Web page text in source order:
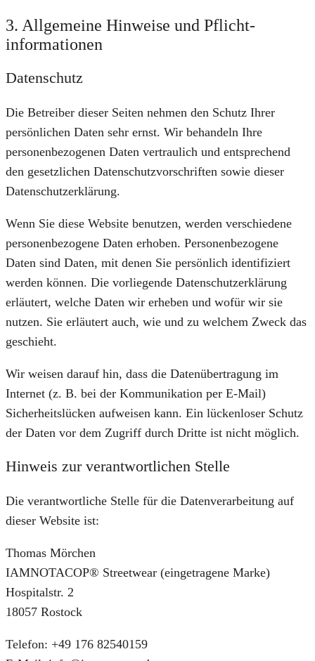
3. Allgemeine Hinweise und Pflicht­
informationen
Datenschutz
Die Betreiber dieser Seiten nehmen den Schutz Ihrer
persönlichen Daten sehr ernst. Wir behandeln Ihre
personenbezogenen Daten vertraulich und entsprechend
den gesetzlichen Datenschutzvorschriften sowie dieser
Datenschutzerklärung.
Wenn Sie diese Website benutzen, werden verschiedene
personenbezogene Daten erhoben. Personenbezogene
Daten sind Daten, mit denen Sie persönlich identifiziert
werden können. Die vorliegende Datenschutzerklärung
erläutert, welche Daten wir erheben und wofür wir sie
nutzen. Sie erläutert auch, wie und zu welchem Zweck das
geschieht.
Wir weisen darauf hin, dass die Datenübertragung im
Internet (z. B. bei der Kommunikation per E-Mail)
Sicherheitslücken aufweisen kann. Ein lückenloser Schutz
der Daten vor dem Zugriff durch Dritte ist nicht möglich.
Hinweis zur verantwortlichen Stelle
Die verantwortliche Stelle für die Datenverarbeitung auf
dieser Website ist:
Thomas Mörchen
IAMNOTACOP® Streetwear (eingetragene Marke)
Hospitalstr. 2
18057 Rostock
Telefon: +49 176 82540159